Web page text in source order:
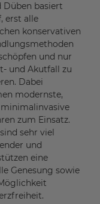
Düben basiert
erst alle
konservativen
und nur
und Akutfall zu
Dabei
modernste,
zum Einsatz.
sehr viel
und
eine
Genesung sowie